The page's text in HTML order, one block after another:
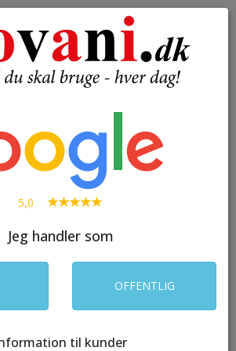
5,0
Jeg handler som
OFFENTLIG
til kunder